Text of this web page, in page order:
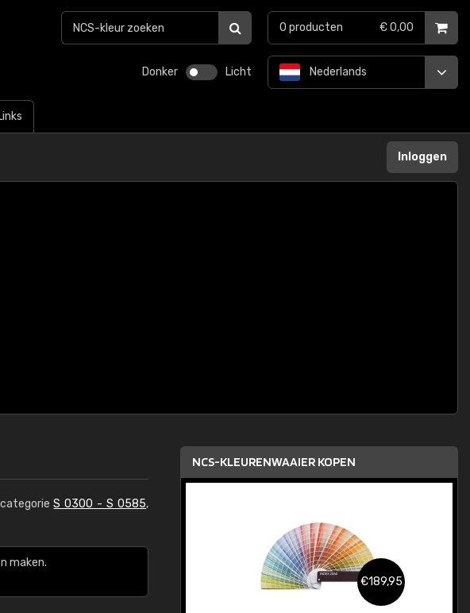
Donker Licht Nederlands
0 producten € 0,00
Inloggen
categorieS 0300 - S 0585,
maken.
NCS-KLEURENWAAIER KOPEN
€189,95